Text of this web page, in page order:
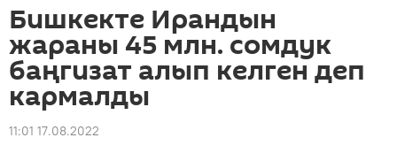
Бишкекте Ирандын
жараны 45 млн. сомдук
баңгизат алып келген деп
кармалды
11:01 17.08.2022